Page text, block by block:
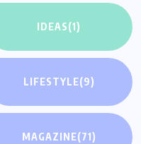
IDEAS(1)
LIFESTYLE(9)
MAGAZINE(71)